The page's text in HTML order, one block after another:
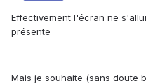
Effectivement l'écran ne
présente
Mais je souhaite (sans doute